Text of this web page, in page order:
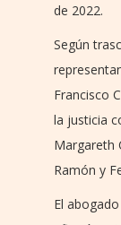
de 2022.
Según
Francisco
la justicia
Margareth
Ramón y
El